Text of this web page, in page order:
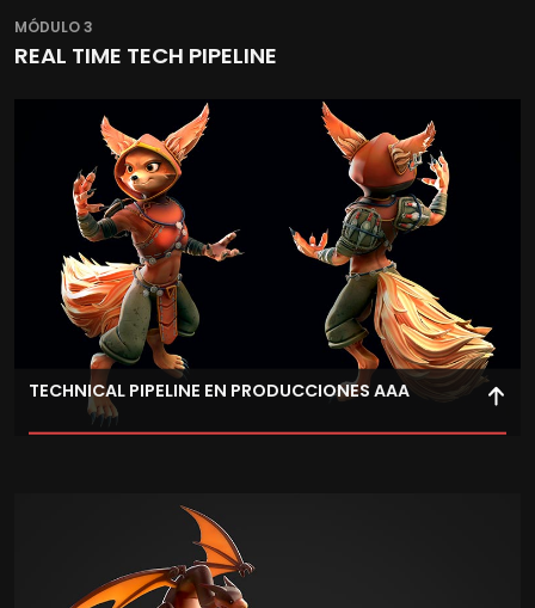
ropas, telas y accesorios portables para tus personajes.
MÓDULO 3
REAL TIME TECH PIPELINE
TECHNICAL PIPELINE EN PRODUCCIONES AAA